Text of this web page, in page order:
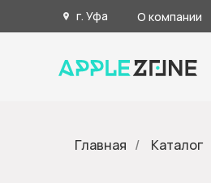
О компании
г. Уфа
Главная / Каталог